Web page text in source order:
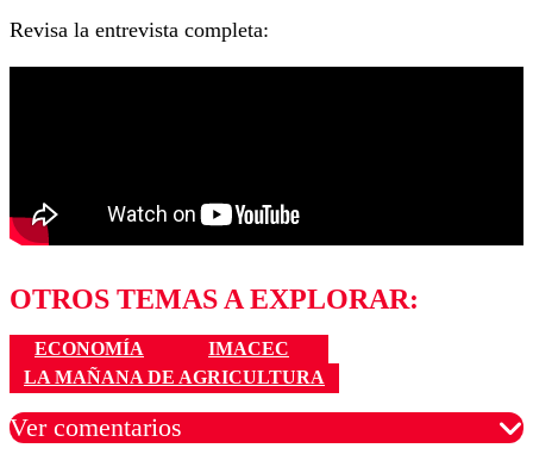
Revisa la entrevista completa:
OTROS TEMAS A EXPLORAR:
ECONOMÍA
IMACEC
LA MAÑANA DE AGRICULTURA
Ver comentarios